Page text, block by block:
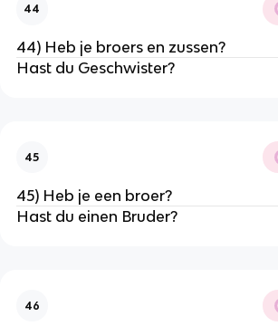
44
44) Heb je broers en zussen?
Hast du Geschwister?
45
45) Heb je een broer?
Hast du einen Bruder?
46